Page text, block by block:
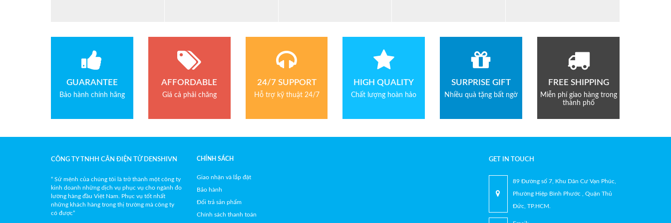
GUARANTEE
Bảo hành chính hãng
AFFORDABLE
Giá cả phải chăng
24/7 SUPPORT
Hỗ trợ kỹ thuật 24/7
HIGH QUALITY
Chất lượng hoàn hảo
SURPRISE GIFT
Nhiều quà tặng bất ngờ
FREE SHIPPING
Miễn phí giao hàng trong
thành phố
CÔNG TY TNHH CÂN ĐIỆN TỬ DENSHIVN
“ Sứ mệnh của chúng tôi là trở thành một công ty
kinh doanh những dịch vụ phục vụ cho ngành đo
lường hàng đầu Việt Nam. Phục vụ tốt nhất
những khách hàng trong thị trường mà công ty
có được”
CHÍNH SÁCH
Giao nhận và lắp đặt
Bảo hành
Đổi trả sản phẩm
Chính sách thanh toán
GET IN TOUCH
89 Đường số 7, Khu Dân Cư Vạn Phúc,
Phường Hiệp Bình Phước , Quận Thủ
Đức, TP.HCM.